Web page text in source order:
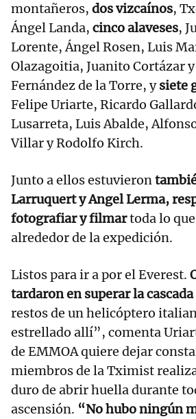
montañeros, dos vizcaínos,
Ángel Landa, cinco alaveses,
Lorente, Ángel Rosen, Luis
Olazagoitia, Juanito Cortázar
Fernández de la Torre, ysiete
Felipe Uriarte, Ricardo
Lusarreta, Luis Abalde,
Villar y Rodolfo Kirch.
Junto a ellos estuvieron
Larruquert y Angel Lerma,
fotografiar y filmartoda lo
alrededor de la expedición.
Listos para ir a por el Everest.
tardaron en superar la
restos de un helicóptero
estrellado allí”, comenta
de EMMOA quiere dejar
miembros de la Tximist
duro de abrir huella durante
ascensión. “No hubo ningún